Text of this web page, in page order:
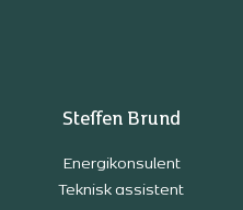
Steffen Brund
Energikonsulent
Teknisk assistent